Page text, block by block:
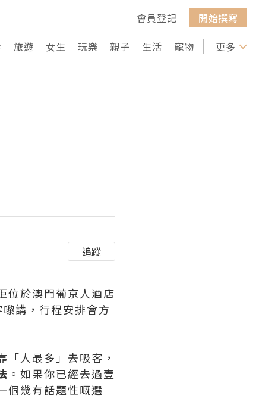
會員登記
開始撰寫
旅遊 女生 玩樂 親子 生活 寵物 行山 打卡
更多
追蹤
位於澳門葡京人酒店
講，行程安排會方
人最多」去吸客，
。如果你已經去過壹
個幾有話題性嘅選